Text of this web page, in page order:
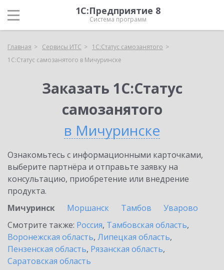
1С:Предприятие 8
Система программ
Главная Сервисы ИТС
1С:Статус самозанятого
1С:Статус самозанятого в Мичуринске
Заказать 1С:Статус
самозанятого
в Мичуринске
Ознакомьтесь с информационными карточками,
выберите партнёра и отправьте заявку на
консультацию, приобретение или внедрение
продукта.
Мичуринск
Моршанск Тамбов
Уварово
Смотрите также: Россия, Тамбовская область,
Воронежская область, Липецкая область,
Пензенская область, Рязанская область,
Саратовская область